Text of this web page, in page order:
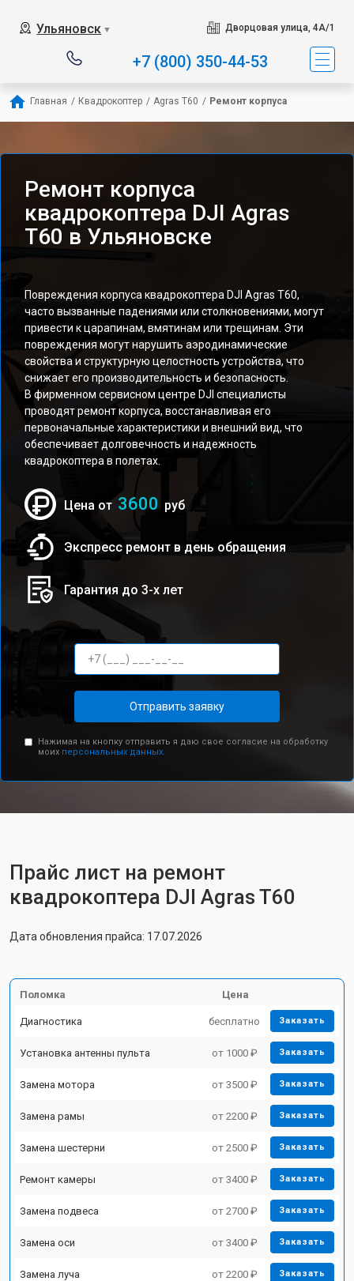
Ульяновск ▼ Дворцовая улица, 4А/1
+7 (800) 350-44-53
Главная / Квадрокоптер / Agras T60 / Ремонт корпуса
Ремонт корпуса
квадрокоптера DJI Agras
T60 в Ульяновске
Повреждения корпуса квадрокоптера DJI Agras T60,
часто вызванные падениями или столкновениями, могут
привести к царапинам, вмятинам или трещинам. Эти
повреждения могут нарушить аэродинамические
свойства и структурную целостность устройства, что
снижает его производительность и безопасность.
В фирменном сервисном центре DJI специалисты
проводят ремонт корпуса, восстанавливая его
первоначальные характеристики и внешний вид, что
обеспечивает долговечность и надежность
квадрокоптера в полетах.
Цена от 3600 руб
Экспресс ремонт в день обращения
Гарантия до 3-х лет
Отправить заявку
Нажимая на кнопку отправить я даю свое согласие на обработку
моих персональных данных.
Прайс лист на ремонт
квадрокоптера DJI Agras T60
Дата обновления прайса: 17.07.2026
Поломка Цена
Диагностика бесплатно Заказать
Установка антенны пульта от 1000 ₽ Заказать
Замена мотора от 3500 ₽ Заказать
Замена рамы от 2200 ₽ Заказать
Замена шестерни от 2500 ₽ Заказать
Ремонт камеры от 3400 ₽ Заказать
Замена подвеса от 2700 ₽ Заказать
Замена оси от 3400 ₽ Заказать
Замена луча от 2200 ₽ Заказать